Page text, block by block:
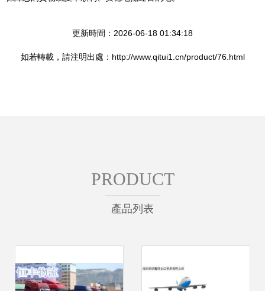
更新時間：2026-06-18 01:34:18
如若轉載，請注明出處：http://www.qitui1.cn/product/76.html
PRODUCT
產品列表